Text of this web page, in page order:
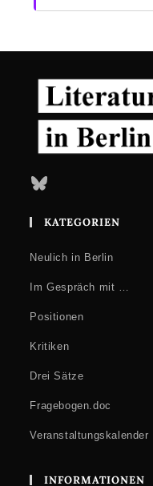
Bluesky
KATEGORIEN
Neulich in Berlin
Im Gespräch mit …
Positionen
Kritiken
Drei Sätze
Fragebogen.doc
Veranstaltungskalender
INFORMATIONEN